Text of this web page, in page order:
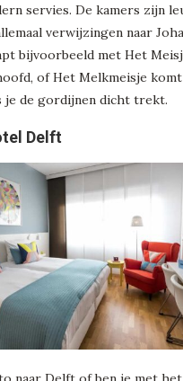
servies. De kamers zijn
verwijzingen naar
bijvoorbeeld met Het
of Het Melkmeisje komt
je de gordijnen dicht trekt.
Delft